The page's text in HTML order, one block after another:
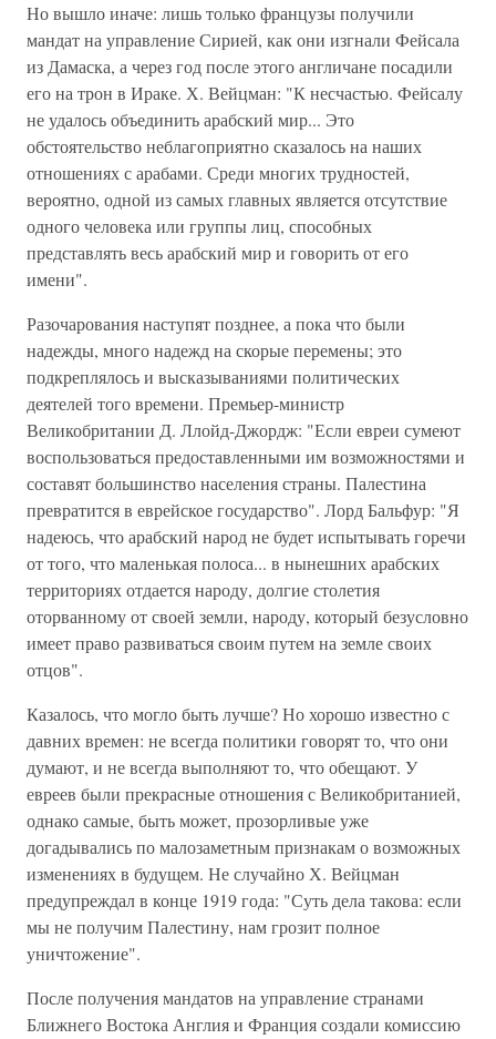
Но вышло иначе: лишь только французы получили
мандат на управление Сирией, как они изгнали Фейсала
из Дамаска, а через год после этого англичане посадили
его на трон в Ираке. Х. Вейцман: "К несчастью. Фейсалу
не удалось объединить арабский мир... Это
обстоятельство неблагоприятно сказалось на наших
отношениях с арабами. Среди многих трудностей,
вероятно, одной из самых главных является отсутствие
одного человека или группы лиц, способных
представлять весь арабский мир и говорить от его
имени".
Разочарования наступят позднее, а пока что были
надежды, много надежд на скорые перемены; это
подкреплялось и высказываниями политических
деятелей того времени. Премьер-министр
Великобритании Д. Ллойд-Джордж: "Если евреи сумеют
воспользоваться предоставленными им возможностями и
составят большинство населения страны. Палестина
превратится в еврейское государство". Лорд Бальфур: "Я
надеюсь, что арабский народ не будет испытывать горечи
от того, что маленькая полоса... в нынешних арабских
территориях отдается народу, долгие столетия
оторванному от своей земли, народу, который безусловно
имеет право развиваться своим путем на земле своих
отцов".
Казалось, что могло быть лучше? Но хорошо известно с
давних времен: не всегда политики говорят то, что они
думают, и не всегда выполняют то, что обещают. У
евреев были прекрасные отношения с Великобританией,
однако самые, быть может, прозорливые уже
догадывались по малозаметным признакам о возможных
изменениях в будущем. Не случайно Х. Вейцман
предупреждал в конце 1919 года: "Суть дела такова: если
мы не получим Палестину, нам грозит полное
уничтожение".
После получения мандатов на управление странами
Ближнего Востока Англия и Франция создали комиссию